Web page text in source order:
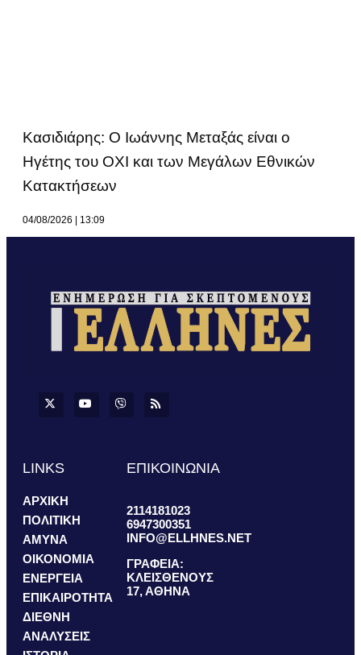
Κασιδιάρης: Ο Ιωάννης Μεταξάς είναι ο
Ηγέτης του ΟΧΙ και των Μεγάλων Εθνικών
Κατακτήσεων
04/08/2026 13:09
LINKS
ΑΡΧΙΚΗ
ΠΟΛΙΤΙΚΗ
ΑΜΥΝΑ
ΟΙΚΟΝΟΜΙΑ
ΕΝΕΡΓΕΙΑ
ΕΠΙΚΑΙΡΟΤΗΤΑ
ΔΙΕΘΝΗ
ΑΝΑΛΥΣΕΙΣ
ΕΠΙΚΟΙΝΩΝΙΑ
2114181023
6947300351
INFO@ELLHNES.NET
ΓΡΑΦΕΙΑ:
ΚΛΕΙΣΘΕΝΟΥΣ
17, ΑΘΗΝΑ